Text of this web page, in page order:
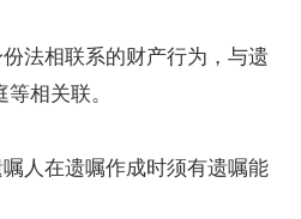
法相联系的财产行为，与遗
相关联。
人在遗嘱作成时须有遗嘱能